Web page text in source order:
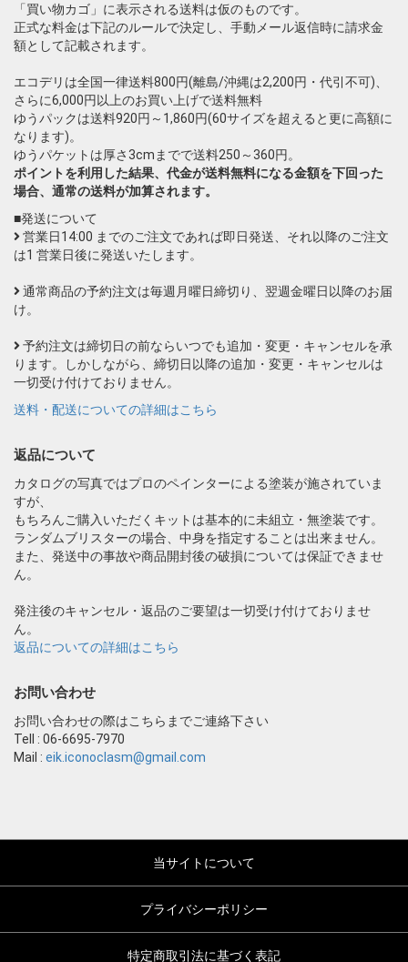
「買い物カゴ」に表示される送料は仮のものです。
正式な料金は下記のルールで決定し、手動メール返信時に請求金
額として記載されます。
エコデリは全国一律送料800円(離島/沖縄は2,200円・代引不可)、
さらに6,000円以上のお買い上げで送料無料
ゆうパックは送料920円～1,860円(60サイズを超えると更に高額に
なります)。
ゆうパケットは厚さ3cmまでで送料250～360円。
ポイントを利用した結果、代金が送料無料になる金額を下回った
場合、通常の送料が加算されます。
■発送について
営業日14:00 までのご注文であれば即日発送、それ以降のご注文
は1 営業日後に発送いたします。
通常商品の予約注文は毎週月曜日締切り、翌週金曜日以降のお届
け。
予約注文は締切日の前ならいつでも追加・変更・キャンセルを承
ります。しかしながら、締切日以降の追加・変更・キャンセルは
一切受け付けておりません。
送料・配送についての詳細はこちら
返品について
カタログの写真ではプロのペインターによる塗装が施されていま
すが、
もちろんご購入いただくキットは基本的に未組立・無塗装です。
ランダムブリスターの場合、中身を指定することは出来ません。
また、発送中の事故や商品開封後の破損については保証できませ
ん。
発注後のキャンセル・返品のご要望は一切受け付けておりませ
ん。
返品についての詳細はこちら
お問い合わせ
お問い合わせの際はこちらまでご連絡下さい
Tell : 06-6695-7970
Mail : eik.iconoclasm@gmail.com
当サイトについて
プライバシーポリシー
特定商取引法に基づく表記